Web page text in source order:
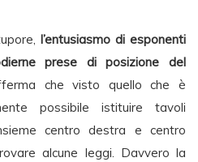
l’entusiasmo di esponenti
prese di posizione del
che visto quello che è
possibile istituire tavoli
centro destra e centro
alcune leggi. Davvero la